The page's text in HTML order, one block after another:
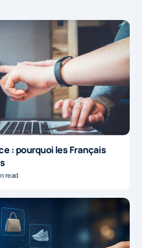
: pourquoi les Français
read